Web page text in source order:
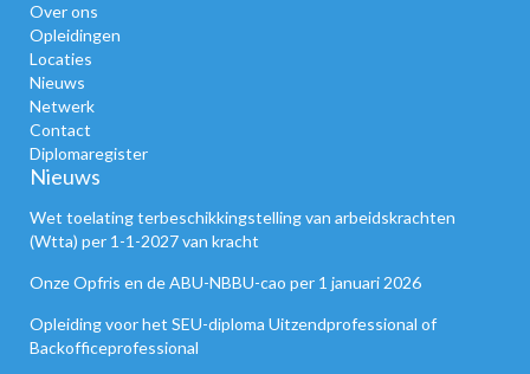
Over ons
Opleidingen
Locaties
Nieuws
Netwerk
Contact
Diplomaregister
Nieuws
Wet toelating terbeschikkingstelling van arbeidskrachten
(Wtta) per 1-1-2027 van kracht
Onze Opfris en de ABU-NBBU-cao per 1 januari 2026
Opleiding voor het SEU-diploma Uitzendprofessional of
Backofficeprofessional